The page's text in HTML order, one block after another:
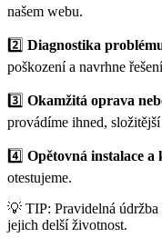
našem webu.
2️⃣ Diagnostika
poškození a navrhne
3️⃣ Okamžitá oprava
provádíme ihned,
4️⃣ Opětovná instalace a
otestujeme.
💡 TIP: Pravidelná údržba
jejich delší životnost.